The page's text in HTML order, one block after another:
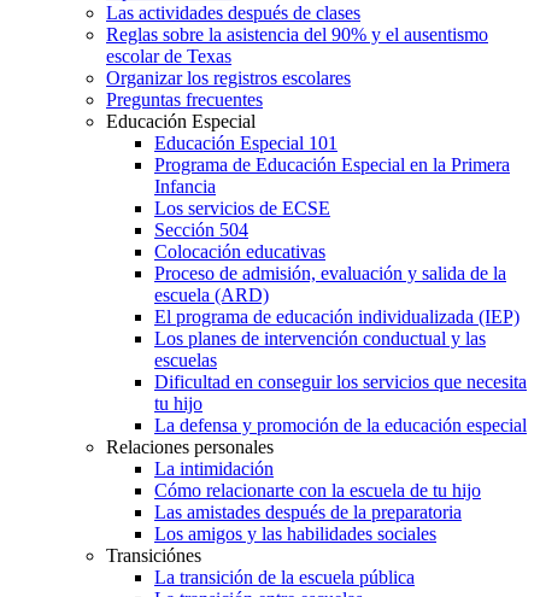
Las actividades después de clases
Reglas sobre la asistencia del 90% y el ausentismo
escolar de Texas
Organizar los registros escolares
Preguntas frecuentes
Educación Especial
Educación Especial 101
Programa de Educación Especial en la Primera
Infancia
Los servicios de ECSE
Sección 504
Colocación educativas
Proceso de admisión, evaluación y salida de la
escuela (ARD)
El programa de educación individualizada (IEP)
Los planes de intervención conductual y las
escuelas
Dificultad en conseguir los servicios que necesita
tu hijo
La defensa y promoción de la educación especial
Relaciones personales
La intimidación
Cómo relacionarte con la escuela de tu hijo
Las amistades después de la preparatoria
Los amigos y las habilidades sociales
Transiciónes
La transición de la escuela pública